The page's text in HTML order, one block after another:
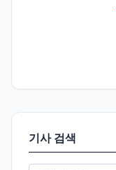
기사 검색